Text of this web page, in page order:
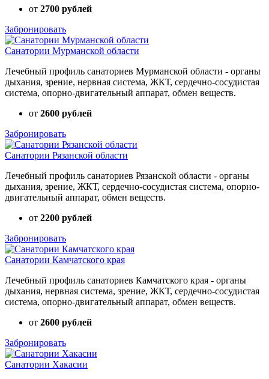
от 2700 рублей
Забронировать
Санатории Мурманской области
Лечебный профиль санаториев Мурманской области - органы
дыхания, зрение, нервная система, ЖКТ, сердечно-сосудистая
система, опорно-двигательный аппарат, обмен веществ.
от 2600 рублей
Забронировать
Санатории Рязанской области
Лечебный профиль санаториев Рязанской области - органы
дыхания, зрение, ЖКТ, сердечно-сосудистая система, опорно-
двигательный аппарат, обмен веществ.
от 2200 рублей
Забронировать
Санатории Камчатского края
Лечебный профиль санаториев Камчатского края - органы
дыхания, нервная система, зрение, ЖКТ, сердечно-сосудистая
система, опорно-двигательный аппарат, обмен веществ.
от 2600 рублей
Забронировать
Санатории Хакасии